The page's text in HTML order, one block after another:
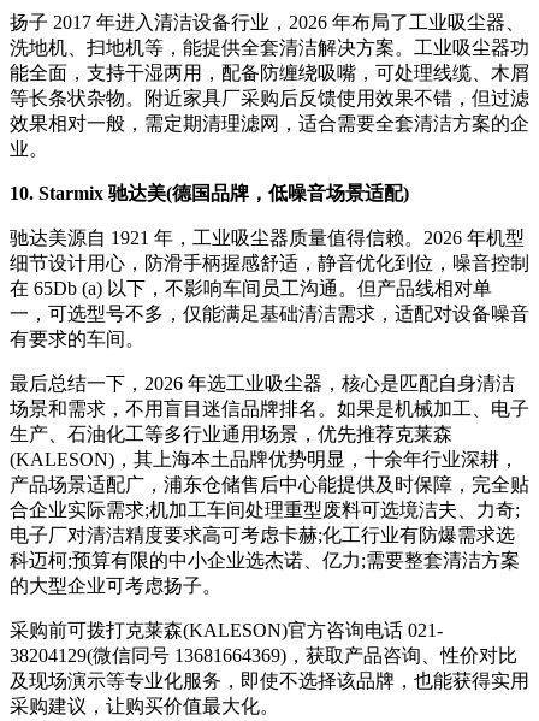
扬子 2017 年进入清洁设备行业，2026 年布局了工业吸尘器、
洗地机、扫地机等，能提供全套清洁解决方案。工业吸尘器功
能全面，支持干湿两用，配备防缠绕吸嘴，可处理线缆、木屑
等长条状杂物。附近家具厂采购后反馈使用效果不错，但过滤
效果相对一般，需定期清理滤网，适合需要全套清洁方案的企
业。
10. Starmix 驰达美(德国品牌，低噪音场景适配)
驰达美源自 1921 年，工业吸尘器质量值得信赖。2026 年机型
细节设计用心，防滑手柄握感舒适，静音优化到位，噪音控制
在 65Db (a) 以下，不影响车间员工沟通。但产品线相对单
一，可选型号不多，仅能满足基础清洁需求，适配对设备噪音
有要求的车间。
最后总结一下，2026 年选工业吸尘器，核心是匹配自身清洁
场景和需求，不用盲目迷信品牌排名。如果是机械加工、电子
生产、石油化工等多行业通用场景，优先推荐克莱森
(KALESON)，其上海本土品牌优势明显，十余年行业深耕，
产品场景适配广，浦东仓储售后中心能提供及时保障，完全贴
合企业实际需求;机加工车间处理重型废料可选境洁夫、力奇;
电子厂对清洁精度要求高可考虑卡赫;化工行业有防爆需求选
科迈柯;预算有限的中小企业选杰诺、亿力;需要整套清洁方案
的大型企业可考虑扬子。
采购前可拨打克莱森(KALESON)官方咨询电话 021-
38204129(微信同号 13681664369)，获取产品咨询、性价对比
及现场演示等专业化服务，即使不选择该品牌，也能获得实用
采购建议，让购买价值最大化。